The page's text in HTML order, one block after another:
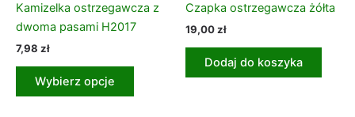
Kamizelka ostrzegawcza z
dwoma pasami H2017
7,98 zł
Wybierz opcje
produktu
Czapka ostrzegawcza żółta
19,00zł
Dodaj do koszyka